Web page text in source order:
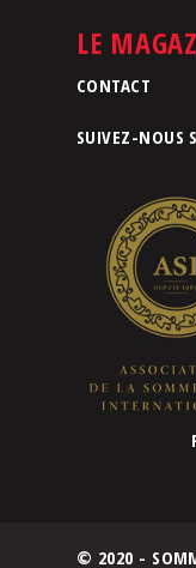
LE
CONTACT
SUIVEZ-NOUS
© 2020 -